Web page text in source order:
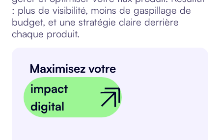
: plus de visibilité, moins de gaspillage de
budget, et une stratégie claire derrière
chaque produit.
Maximisez votre
impact
digital